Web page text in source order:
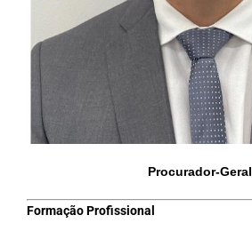
Procurador-Geral
Formação Profissional